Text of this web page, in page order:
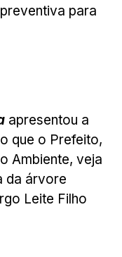
para
apresentou a
que o Prefeito,
Ambiente, veja
da árvore
Leite Filho